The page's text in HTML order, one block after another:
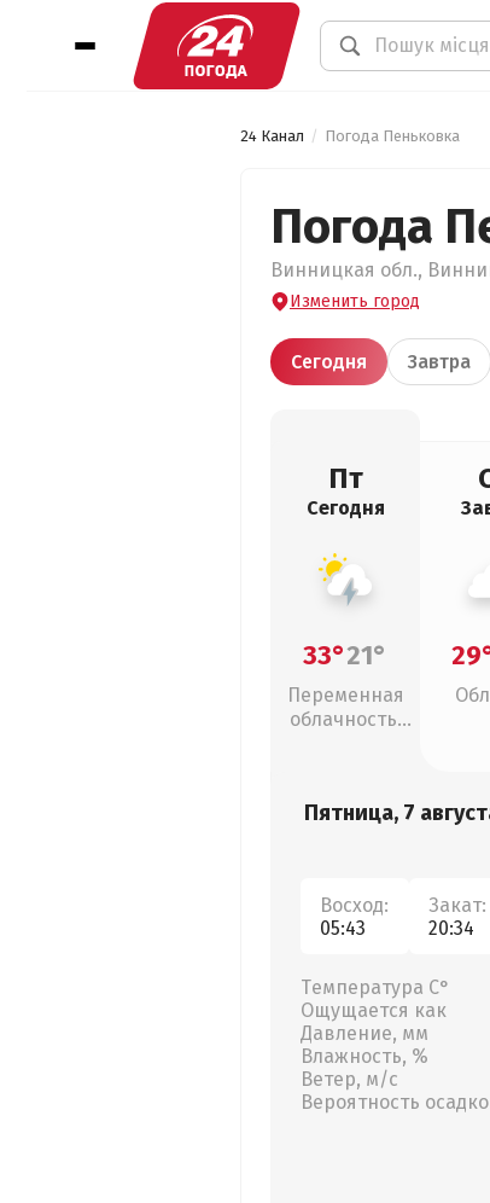
24 Канал Погода Пеньковка
Погода
Винницкая обл.,
Изменить город
Сегодня Завтра
Пт
Сегодня
33°21°
Переменная
облачность,
Пятница, 7
Восход:
05:43
Закат:
20:34
Температура С°
Ощущается как
Давление, мм
Влажность, %
Ветер, м/с
Вероятность